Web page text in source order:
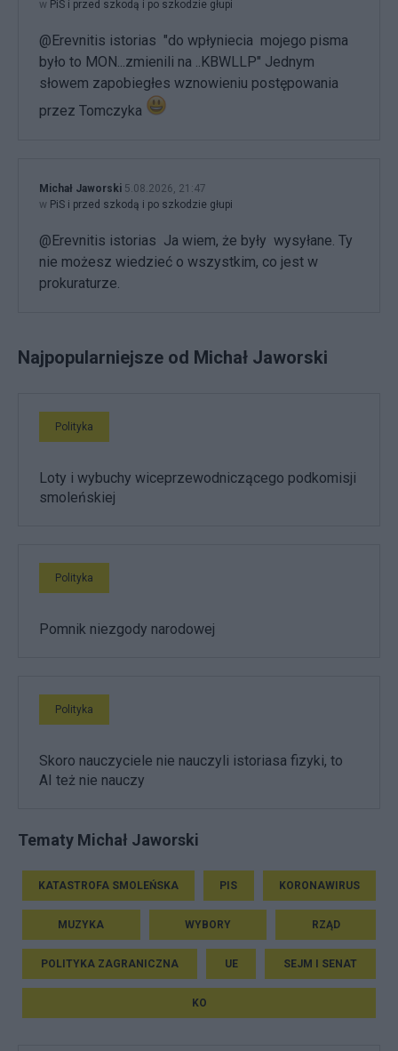
w PiS i przed szkodą i po szkodzie głupi
@Erevnitis istorias "do wpłyniecia mojego pisma
było to MON...zmienili na ..KBWLLP" Jednym
słowem zapobiegłes wznowieniu postępowania
przez Tomczyka
Michał Jaworski 5.08.2026, 21:47
w PiS i przed szkodą i po szkodzie głupi
@Erevnitis istorias Ja wiem, że były wysyłane. Ty
nie możesz wiedzieć o wszystkim, co jest w
prokuraturze.
Najpopularniejsze od Michał Jaworski
Polityka
Loty i wybuchy wiceprzewodniczącego podkomisji
smoleńskiej
Polityka
Pomnik niezgody narodowej
Polityka
Skoro nauczyciele nie nauczyli istoriasa fizyki, to
AI też nie nauczy
Tematy Michał Jaworski
KATASTROFA SMOLEŃSKA PIS KORONAWIRUS
MUZYKA WYBORY RZĄD
POLITYKA ZAGRANICZNA UE SEJM I SENAT
KO